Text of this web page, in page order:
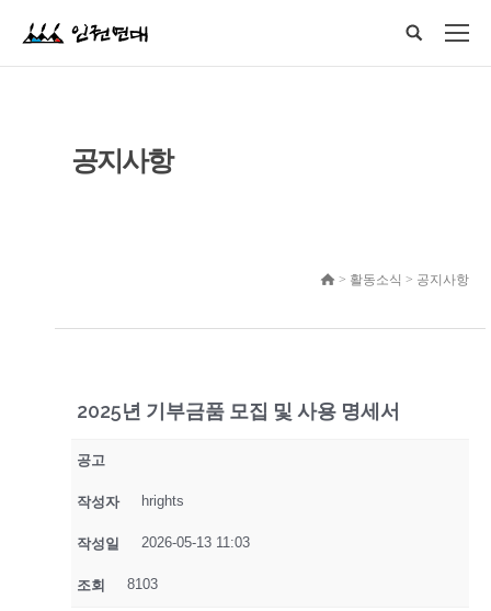
공지사항
> 활동소식 > 공지사항
2025년 기부금품 모집 및 사용 명세서
공고
작성자 hrights
작성일 2026-05-13 11:03
조회 8103